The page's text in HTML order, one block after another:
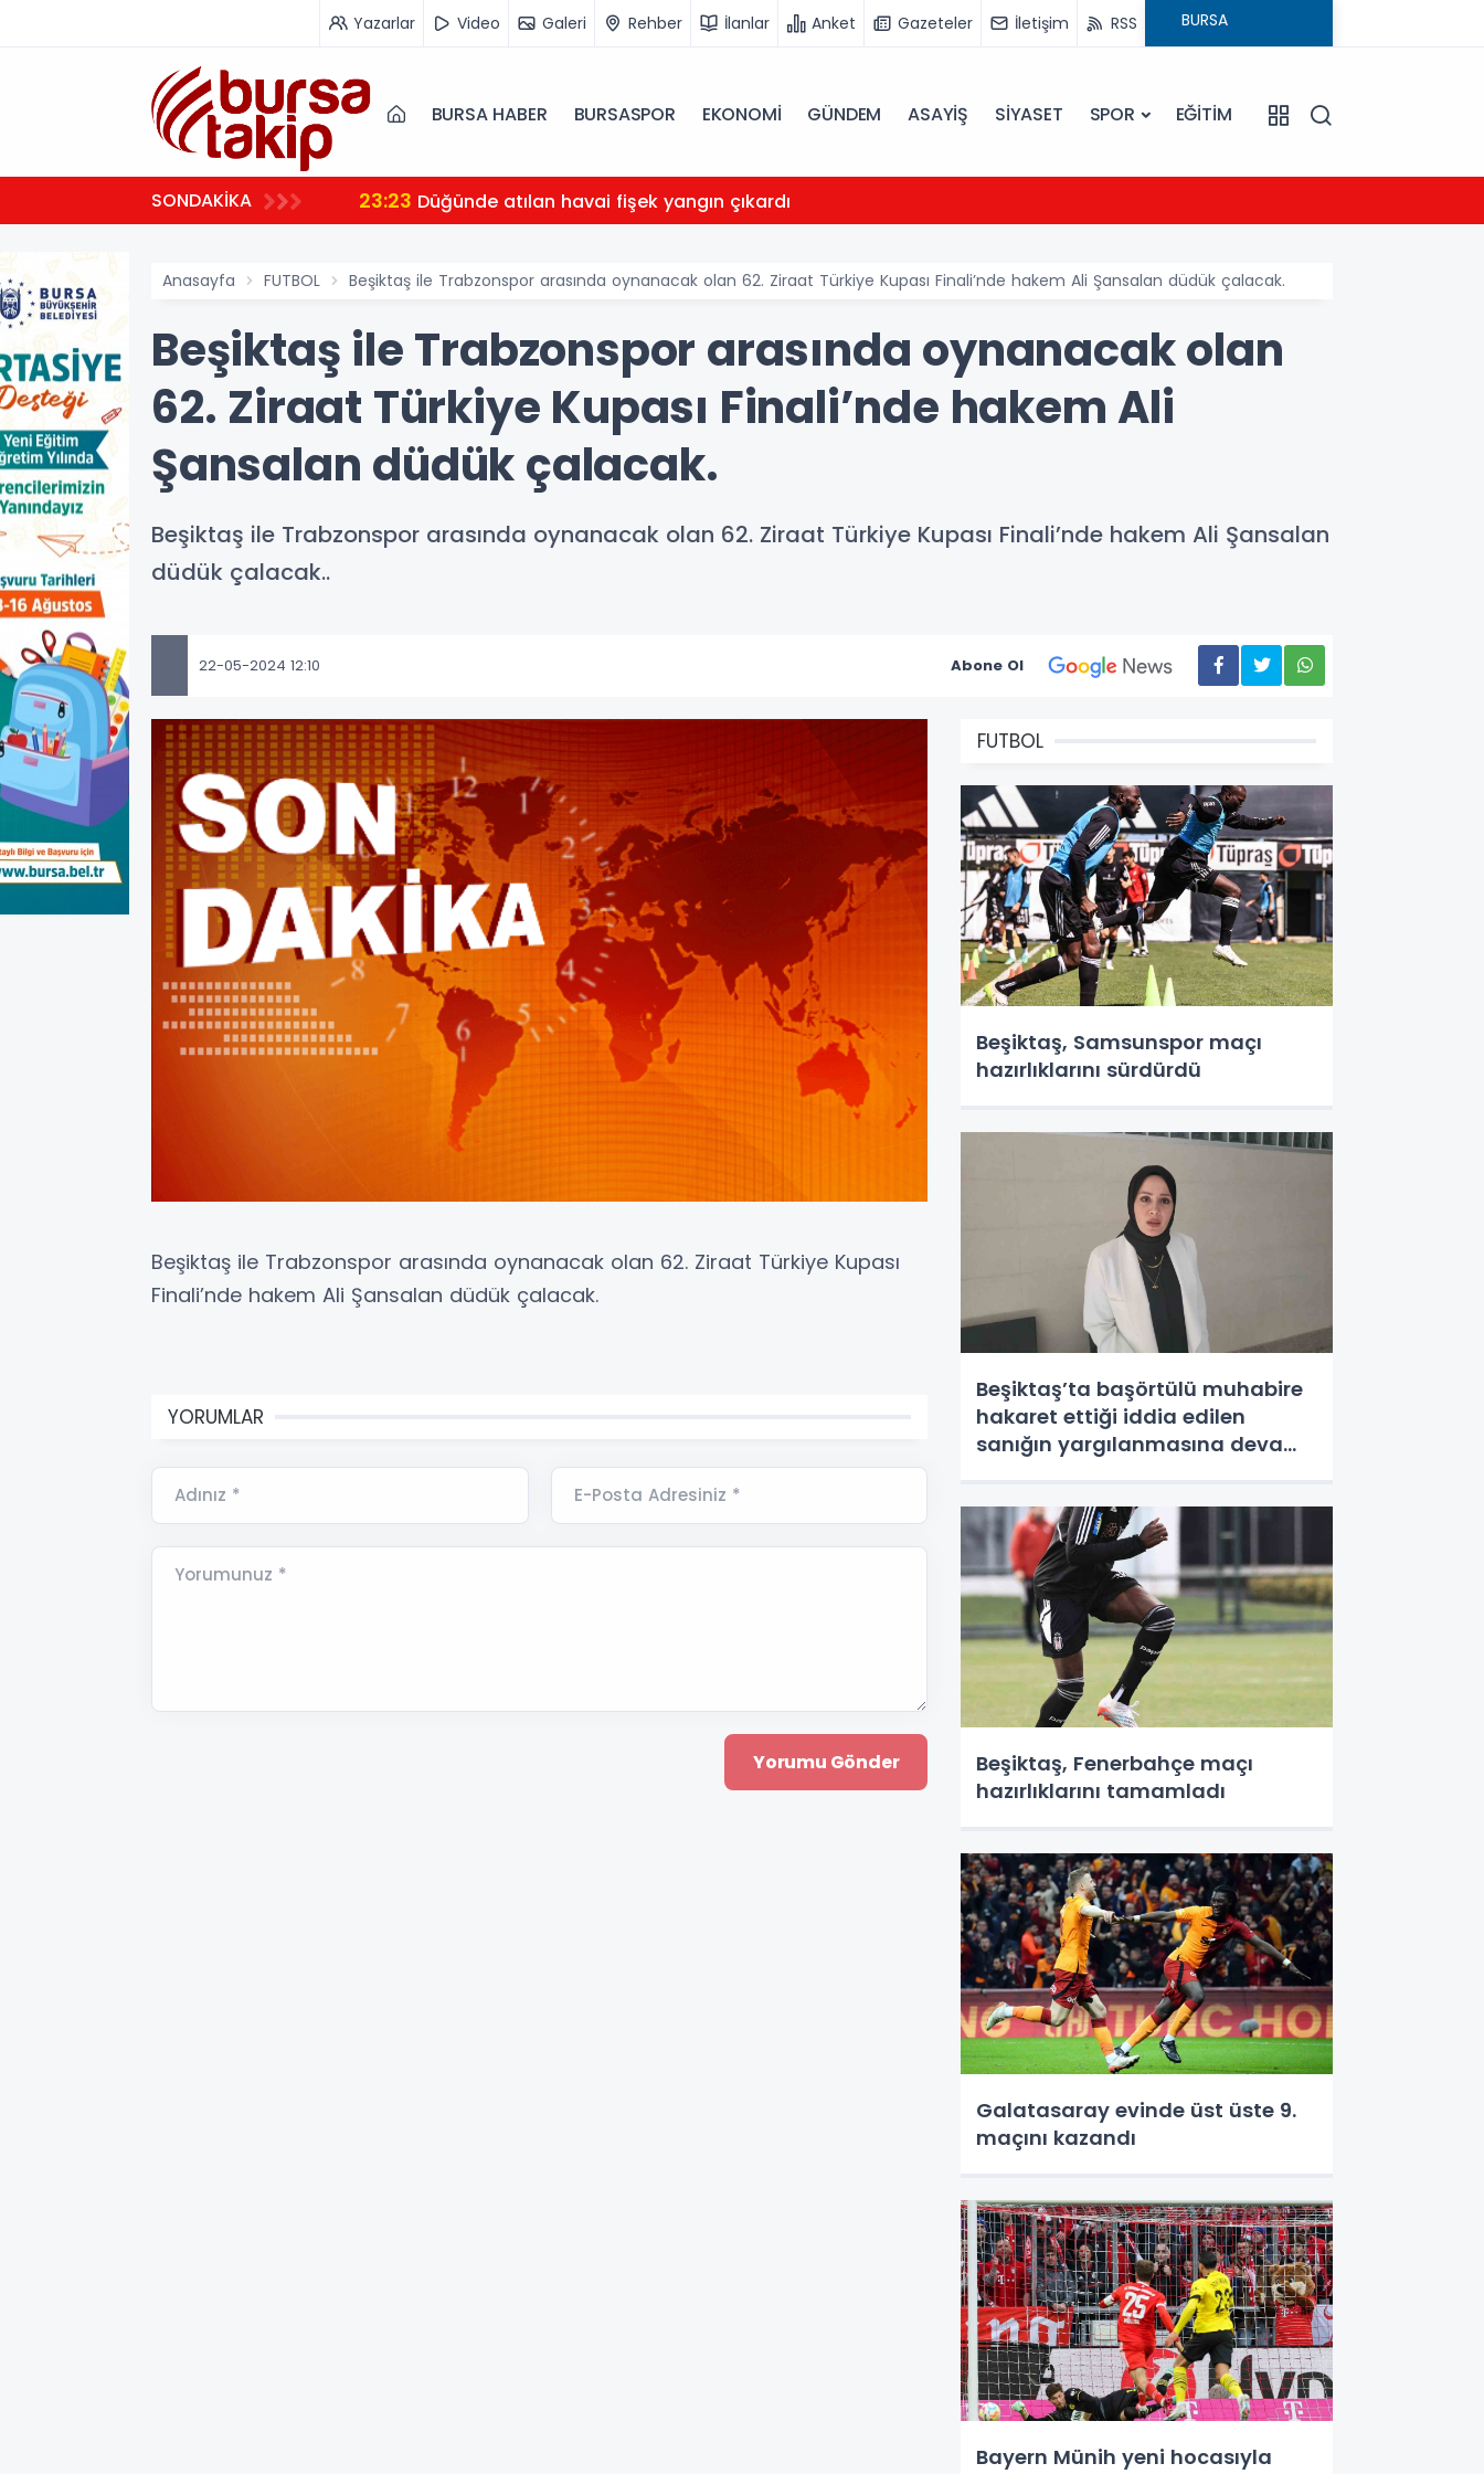
Yazarlar Video Galeri Rehber İlanlar Anket Gazeteler İletişim RSS
BURSA HABER BURSASPOR EKONOMİ GÜNDEM ASAYİŞ SİYASET SPOR EĞİTİM
SONDAKİKA
Ankara’ya sevk edildi 23:23 Düğünde atılan havai fişek yangın çıkardı
Anasayfa FUTBOL Beşiktaş ile Trabzonspor arasında oynanacak olan 62. Ziraat Türkiye Kupası Finali’nde hakem Ali Şansalan düdük çalacak.
Beşiktaş ile Trabzonspor arasında oynanacak olan
62. Ziraat Türkiye Kupası Finali’nde hakem Ali
Şansalan düdük çalacak.
Beşiktaş ile Trabzonspor arasında oynanacak olan 62. Ziraat Türkiye Kupası Finali’nde hakem Ali Şansalan
düdük çalacak..
22-05-2024 12:10 Abone Ol
Beşiktaş ile Trabzonspor arasında oynanacak olan 62. Ziraat Türkiye Kupası
Finali’nde hakem Ali Şansalan düdük çalacak.
YORUMLAR
Adınız * E-Posta Adresiniz *
Yorumunuz *
FUTBOL
Beşiktaş, Samsunspor maçı
hazırlıklarını sürdürdü
Beşiktaş’ta başörtülü muhabire
hakaret ettiği iddia edilen
sanığın yargılanmasına devam
Beşiktaş, Fenerbahçe maçı
hazırlıklarını tamamladı
Galatasaray evinde üst üste 9.
maçını kazandı
Bayern Münih yeni hocasıyla